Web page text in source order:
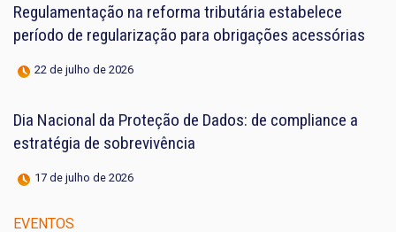
Regulamentação na reforma tributária estabelece
período de regularização para obrigações acessórias
22 de julho de 2026
Dia Nacional da Proteção de Dados: de compliance a
estratégia de sobrevivência
17 de julho de 2026
EVENTOS